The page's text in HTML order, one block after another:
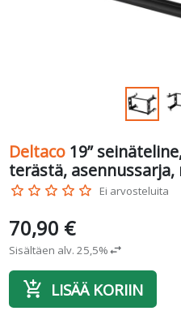
Deltaco 19”
terästä, asennussarja,
star_border star_border star_border star_border star_border Ei arvosteluita
70,90 €
Sisältäen alv. 25,5%swap_horiz
add_shopping_cart LISÄÄ KORIIN